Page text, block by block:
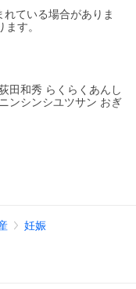
ている場合がありま
す。
田和秀 らくらくあんし
ンシンシユツサン おぎ
出産はすべてがはじ
プリなどで、欲しい
すが、ときには情報
まわされてしまうこ
妊娠